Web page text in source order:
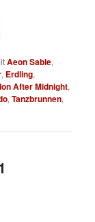
Aeon Sable,
, Erdling,
After Midnight,
,Tanzbrunnen,